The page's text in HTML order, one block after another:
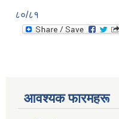
८०/८१
आवश्यक फारमहरू